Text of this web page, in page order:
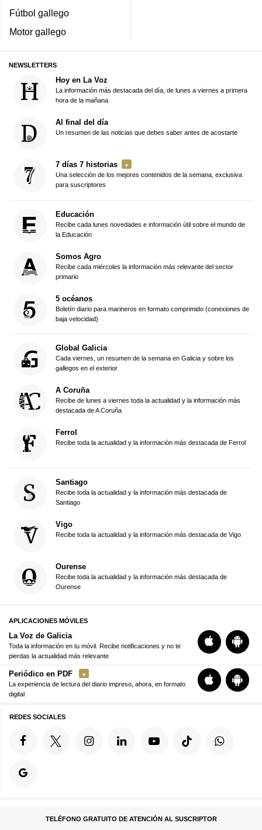
Fútbol gallego
Motor gallego
NEWSLETTERS
Hoy en La Voz
La información más destacada del día, de lunes a viernes a primera
hora de la mañana
Al final del día
Un resumen de las noticias que debes saber antes de acostarte
7 días 7 historias
Una selección de los mejores contenidos de la semana, exclusiva
para suscriptores
Educación
Recibe cada lunes novedades e información útil sobre el mundo de
la Educación
Somos Agro
Recibe cada miércoles la información más relevante del sector
primario
5 océanos
Boletín diario para marineros en formato comprimido (conexiones de
baja velocidad)
Global Galicia
Cada viernes, un resumen de la semana en Galicia y sobre los
gallegos en el exterior
A Coruña
Recibe de lunes a viernes toda la actualidad y la información más
destacada de A Coruña
Ferrol
Recibe toda la actualidad y la información más destacada de Ferrol
Santiago
Recibe toda la actualidad y la información más destacada de
Santiago
Vigo
Recibe toda la actualidad y la información más destacada de Vigo
Ourense
Recibe toda la actualidad y la información más destacada de
Ourense
APLICACIONES MÓVILES
La Voz de Galicia
Toda la información en tu móvil. Recibe notificaciones y no te
pierdas la actualidad más relevante
Periódico en PDF
La experiencia de lectura del diario impreso, ahora, en formato
digital
REDES SOCIALES
TELÉFONO GRATUITO DE ATENCIÓN AL SUSCRIPTOR